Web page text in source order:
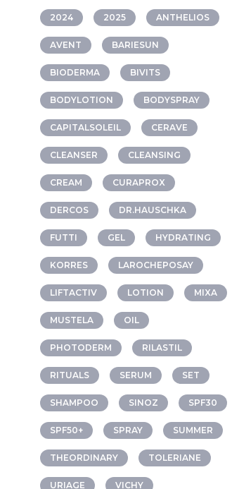
2024 2025 ANTHELIOS
AVENT BARIESUN
BIODERMA BIVITS
BODYLOTION BODYSPRAY
CAPITALSOLEIL CERAVE
CLEANSER CLEANSING
CREAM CURAPROX
DERCOS DR.HAUSCHKA
FUTTI GEL HYDRATING
KORRES LAROCHEPOSAY
LIFTACTIV LOTION MIXA
MUSTELA OIL
PHOTODERM RILASTIL
RITUALS SERUM SET
SHAMPOO SINOZ SPF30
SPF50+ SPRAY SUMMER
THEORDINARY TOLERIANE
URIAGE VICHY